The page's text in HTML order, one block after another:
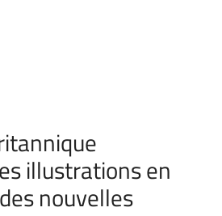
illustrations en
nouvelles